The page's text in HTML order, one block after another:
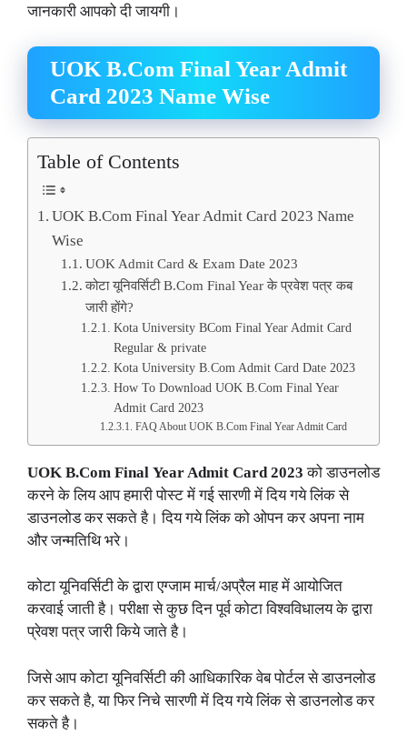
जानकारी आपको दी जायगी।
UOK B.Com Final Year Admit
Card 2023 Name Wise
Table of Contents
UOK B.Com Final Year Admit Card 2023 Name
Wise
UOK Admit Card & Exam Date 2023
कोटा यूनिवर्सिटी B.Com Final Year के प्रवेश पत्र कब
जारी होंगे?
Kota University BCom Final Year Admit Card
Regular & private
Kota University B.Com Admit Card Date 2023
How To Download UOK B.Com Final Year
Admit Card 2023
FAQ About UOK B.Com Final Year Admit Card
UOK B.Com Final Year Admit Card 2023 को डाउनलोड
करने के लिय आप हमारी पोस्ट में गई सारणी में दिय गये लिंक से
डाउनलोड कर सकते है। दिय गये लिंक को ओपन कर अपना नाम
और जन्मतिथि भरे।
कोटा यूनिवर्सिटी के द्वारा एग्जाम मार्च/अप्रैल माह में आयोजित
करवाई जाती है। परीक्षा से कुछ दिन पूर्व कोटा विश्वविधालय के द्वारा
प्रेवश पत्र जारी किये जाते है।
जिसे आप कोटा यूनिवर्सिटी की आधिकारिक वेब पोर्टल से डाउनलोड
कर सकते है, या फिर निचे सारणी में दिय गये लिंक से डाउनलोड कर
सकते है।